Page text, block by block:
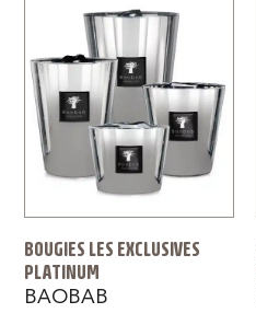
BOUGIES LES EXCLUSIVES
PLATINUM
BAOBAB